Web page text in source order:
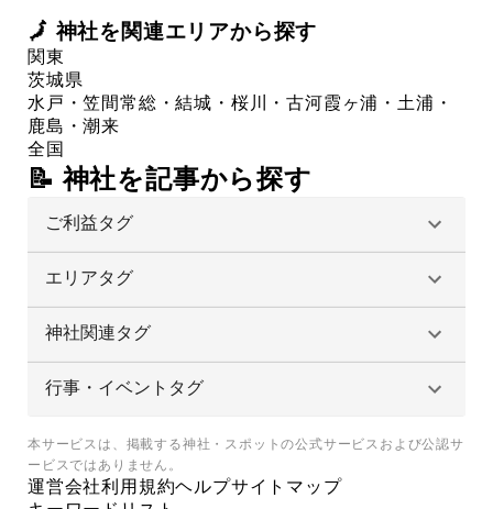
🗾神社を関連エリアから探す
関東
茨城県
水戸・笠間常総・結城・桜川・古河霞ヶ浦・土浦・
鹿島・潮来
全国
📝 神社を記事から探す
ご利益タグ
エリアタグ
神社関連タグ
行事・イベントタグ
本サービスは、掲載する神社・スポットの公式サービスおよび公認サ
ービスではありません。
運営会社利用規約ヘルプサイトマップ